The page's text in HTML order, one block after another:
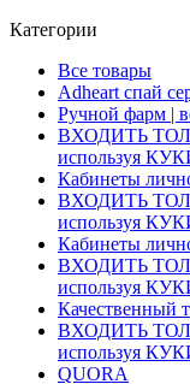
Категории
Все товары
Adheart спай
Ручной фарм |
ВХОДИТЬ
используя
Кабинеты
ВХОДИТЬ
используя
Кабинеты
ВХОДИТЬ
используя
Качественный
ВХОДИТЬ
используя
QUORA